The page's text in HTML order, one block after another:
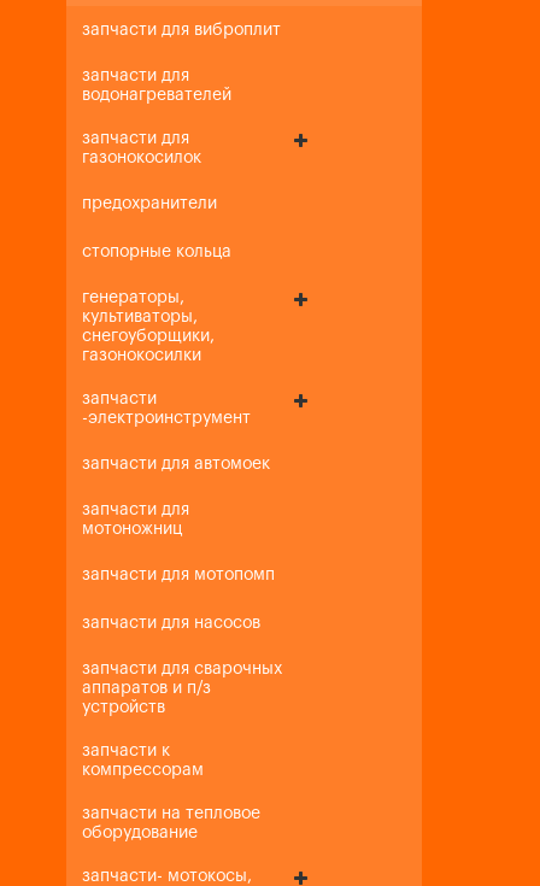
запчасти для виброплит
запчасти для
водонагревателей
запчасти для
газонокосилок
предохранители
стопорные кольца
генераторы,
культиваторы,
снегоуборщики,
газонокосилки
запчасти
-электроинструмент
запчасти для автомоек
запчасти для
мотоножниц
запчасти для мотопомп
запчасти для насосов
запчасти для сварочных
аппаратов и п/з
устройств
запчасти к
компрессорам
запчасти на тепловое
оборудование
запчасти- мотокосы,